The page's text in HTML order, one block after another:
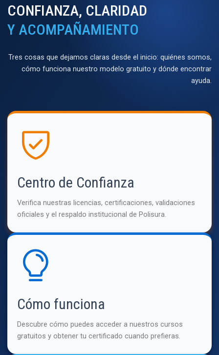
CONFIANZA, CLARIDAD
Y ACOMPAÑAMIENTO
Tres cosas que dejamos claras desde el inicio: quiénes somos,
cómo funciona nuestro modelo gratuito y dónde encontrar
ayuda.
Centro de Confianza
Verifica nuestras licencias, certificaciones, validaciones
oficiales y el respaldo institucional de Polisura.
Cómo funciona
Descubre cómo puedes acceder a nuestros cursos
gratuitos y obtener tu certificado cuando prefieras.